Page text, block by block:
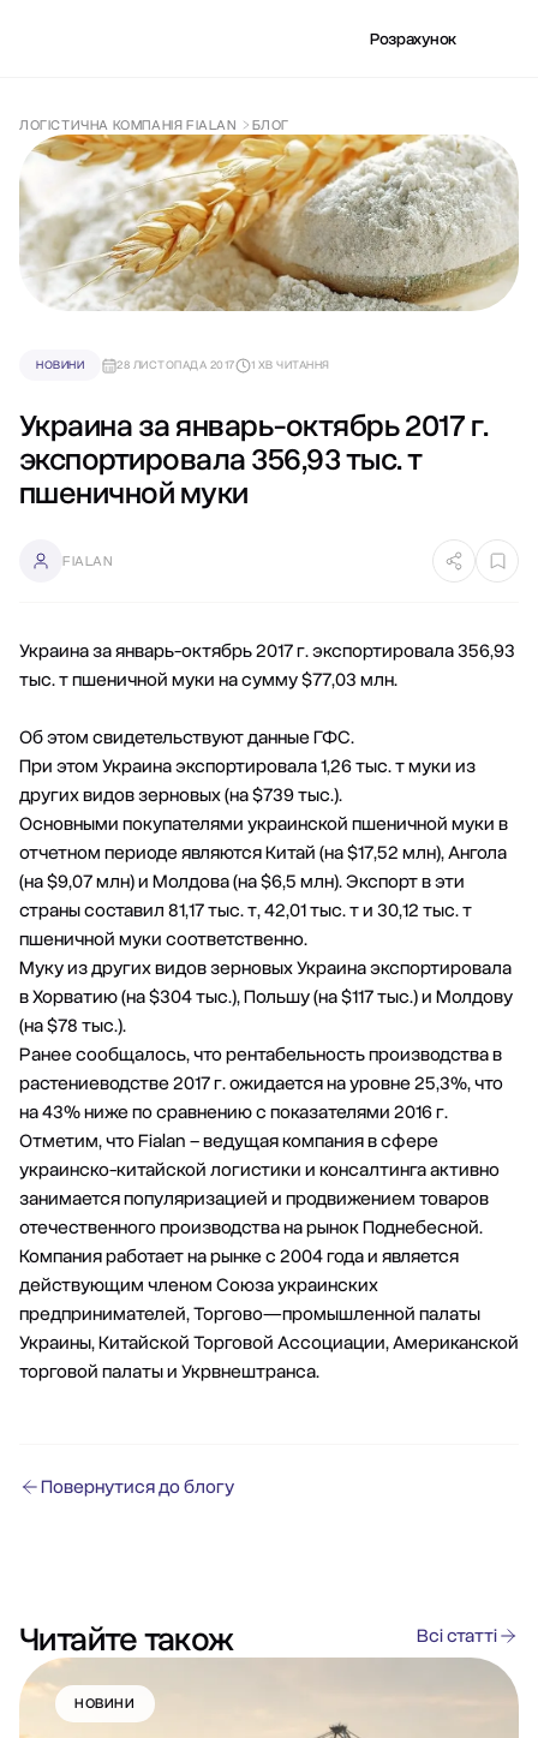
Розрахунок
ЛОГІСТИЧНА КОМПАНІЯ FIALAN БЛОГ
НОВИНИ 28 ЛИСТОПАДА 2017 1 ХВ ЧИТАННЯ
Украина за январь-октябрь 2017 г.
экспортировала 356,93 тыс. т
пшеничной муки
FIALAN
Украина за январь-октябрь 2017 г. экспортировала 356,93
тыс. т пшеничной муки на сумму $77,03 млн.
Об этом свидетельствуют данные ГФС.
При этом Украина экспортировала 1,26 тыс. т муки из
других видов зерновых (на $739 тыс.).
Основными покупателями украинской пшеничной муки в
отчетном периоде являются Китай (на $17,52 млн), Ангола
(на $9,07 млн) и Молдова (на $6,5 млн). Экспорт в эти
страны составил 81,17 тыс. т, 42,01 тыс. т и 30,12 тыс. т
пшеничной муки соответственно.
Муку из других видов зерновых Украина экспортировала
в Хорватию (на $304 тыс.), Польшу (на $117 тыс.) и Молдову
(на $78 тыс.).
Ранее сообщалось, что рентабельность производства в
растениеводстве 2017 г. ожидается на уровне 25,3%, что
на 43% ниже по сравнению с показателями 2016 г.
Отметим, что Fialan – ведущая компания в сфере
украинско-китайской логистики и консалтинга активно
занимается популяризацией и продвижением товаров
отечественного производства на рынок Поднебесной.
Компания работает на рынке с 2004 года и является
действующим членом Союза украинских
предпринимателей, Торгово—промышленной палаты
Украины, Китайской Торговой Ассоциации, Американской
торговой палаты и Укрвнештранса.
Повернутися до блогу
Читайте також Всі статті
НОВИНИ